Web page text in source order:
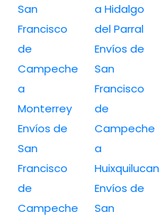
San
Francisco
de
Campeche
a
Monterrey
Envíos de
San
Francisco
de
Campeche
a Hidalgo
del Parral
Envíos de
San
Francisco
de
Campeche
a
Huixquilucan
Envíos de
San